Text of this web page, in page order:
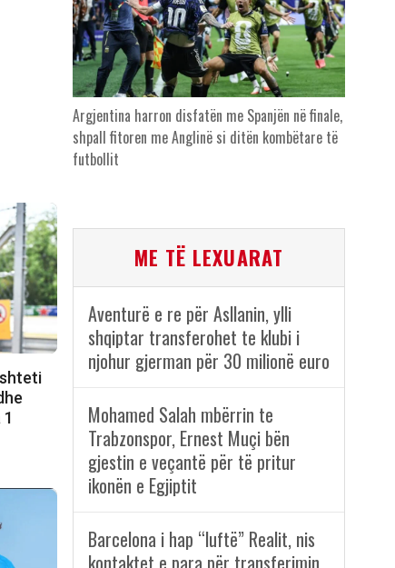
Argjentina harron disfatën me Spanjën në finale,
shpall fitoren me Anglinë si ditën kombëtare të
futbollit
ME TË LEXUARAT
Aventurë e re për Asllanin, ylli
shqiptar transferohet te klubi i
njohur gjerman për 30 milionë euro
Mohamed Salah mbërrin te
Trabzonspor, Ernest Muçi bën
gjestin e veçantë për të pritur
ikonën e Egjiptit
Barcelona i hap “luftë” Realit, nis